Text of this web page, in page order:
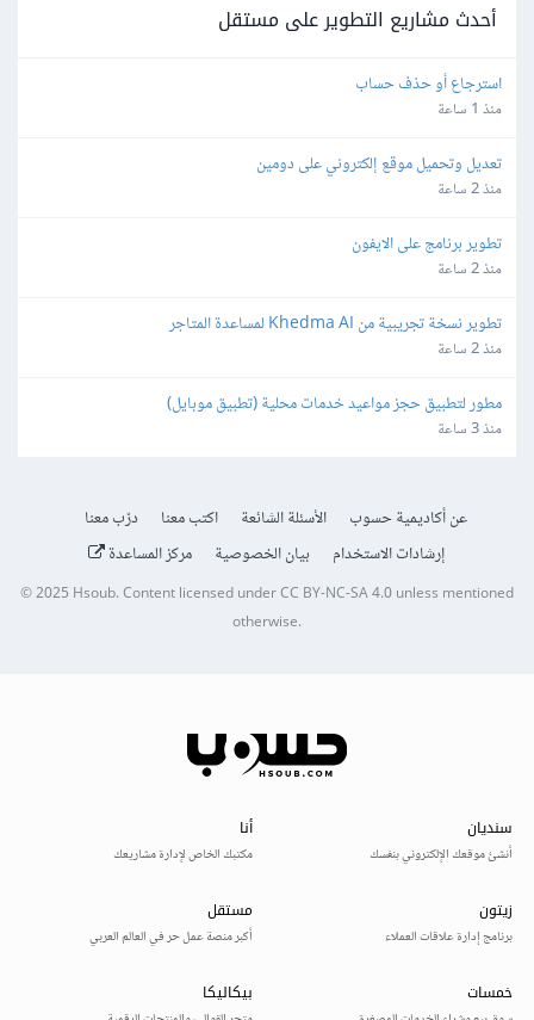
أحدث مشاريع التطوير على مستقل
استرجاع أو حذف حساب
منذ 1 ساعة
تعديل وتحميل موقع إلكتروني على دومين
منذ 2 ساعة
تطوير برنامج على الايفون
منذ 2 ساعة
تطوير نسخة تجريبية من Khedma AI لمساعدة المتاجر
منذ 2 ساعة
مطور لتطبيق حجز مواعيد خدمات محلية (تطبيق موبايل)
منذ 3 ساعة
عن أكاديمية حسوب الأسئلة الشائعة اكتب معنا
درّب معنا
إرشادات الاستخدام
بيان الخصوصية مركز المساعدة
© 2025 Hsoub.Content licensed underCC BY-NC-SA 4.0unless mentioned
otherwise.